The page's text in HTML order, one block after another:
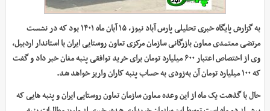
به گزارش پایگاه خبری تحلیلی پارس آباد نیوز، ۱۵ آبان ماه ۱۴۰۱ بود که در نشست
مرتضی معتمدی معاون بازرگانی سازمان مرکزی تعاون روستایی ایران با استاندار اردبیل،
وی از اختصاص اعتبار ۶۰۰ میلیارد تومان برای خرید توافقی پنبه مغان خبر داد و گفت
که ۱۰۰ میلیارد تومان آن به‌زودی به حساب پنبه کاران واریز خواهد شد.
حال با گذشت یک ماه از این وعده معاون سازمان تعاون روستایی ایران و پنبه هایی که